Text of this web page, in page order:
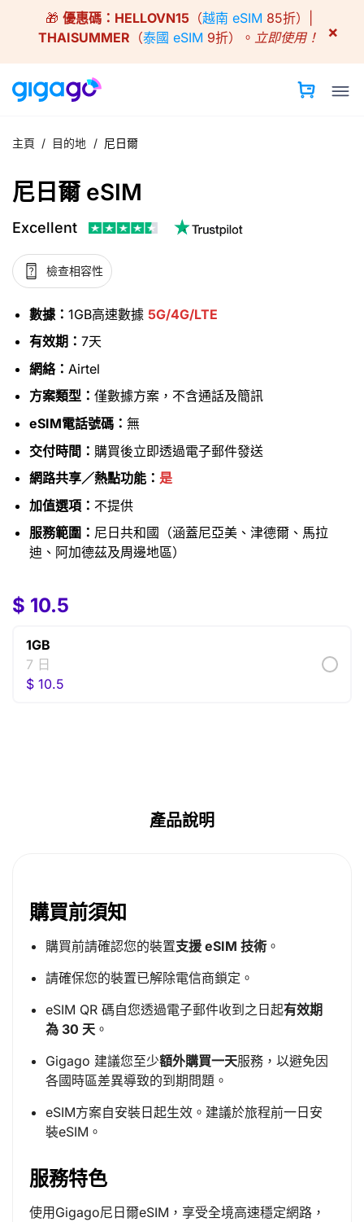
🎁 優惠碼： HELLOVN15（越南 eSIM 85折）|
THAISUMMER （泰國 eSIM 9折）。 立即使用！ ×
主頁 / 目的地 / 尼日爾
尼日爾 eSIM
Excellent
檢查相容性
數據： 1GB高速數據 5G/4G/LTE
有效期： 7天
網絡： Airtel
方案類型： 僅數據方案，不含通話及簡訊
eSIM電話號碼： 無
交付時間： 購買後立即透過電子郵件發送
網路共享／熱點功能： 是
加值選項： 不提供
服務範圍： 尼日共和國（涵蓋尼亞美、津德爾、馬拉
迪、阿加德茲及周邊地區）
$ 10.5
1GB
7 日
$ 10.5
產品說明
購買前須知
購買前請確認您的裝置支援 eSIM 技術 。
請確保您的裝置已解除電信商鎖定。
eSIM QR 碼自您透過電子郵件收到之日起有效期
為 30 天 。
Gigago 建議您至少額外購買一天服務，以避免因
各國時區差異導致的到期問題。
eSIM方案自安裝日起生效。建議於旅程前一日安
裝eSIM。
服務特色
使用Gigago尼日爾eSIM，享受全境高速穩定網路，